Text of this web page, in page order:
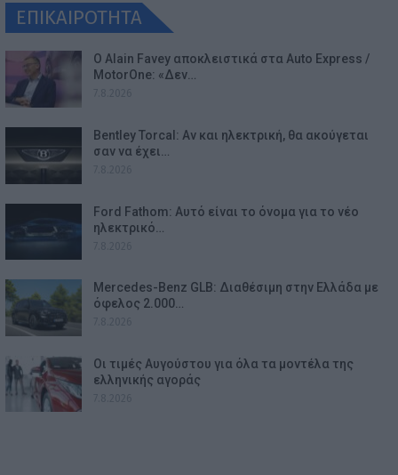
ΕΠΙΚΑΙΡΟΤΗΤΑ
Ο Alain Favey αποκλειστικά στα Auto Express /
MotorOne: «Δεν…
Bentley Torcal: Αν και ηλεκτρική, θα ακούγεται
σαν να έχει…
Ford Fathom: Αυτό είναι το όνομα για το νέο
ηλεκτρικό…
Mercedes-Benz GLB: Διαθέσιμη στην Ελλάδα με
όφελος 2.000…
Οι τιμές Αυγούστου για όλα τα μοντέλα της
ελληνικής αγοράς